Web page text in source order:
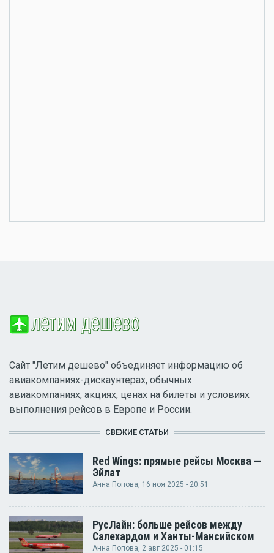
Сайт "Летим дешево" объединяет информацию об
авиакомпаниях-дискаунтерах, обычных
авиакомпаниях, акциях, ценах на билеты и условиях
выполнения рейсов в Европе и России.
СВЕЖИЕ СТАТЬИ
Red Wings: прямые рейсы Москва —
Эйлат
Анна Попова, 16 ноя 2025 - 20:51
РусЛайн: больше рейсов между
Салехардом и Ханты-Мансийском
Анна Попова , 2 авг 2025 - 01:15